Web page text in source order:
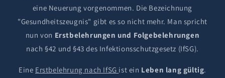
eine Neuerung vorgenommen. Die Bezeichnung
"Gesundheitszeugnis" gibt es so nicht mehr. Man spricht
nun von Erstbelehrungen und Folgebelehrungen
nach §42 und §43 des Infektionsschutzgesetz (IfSG).
Eine Erstbelehrung nach IfSG ist ein Leben lang gültig.